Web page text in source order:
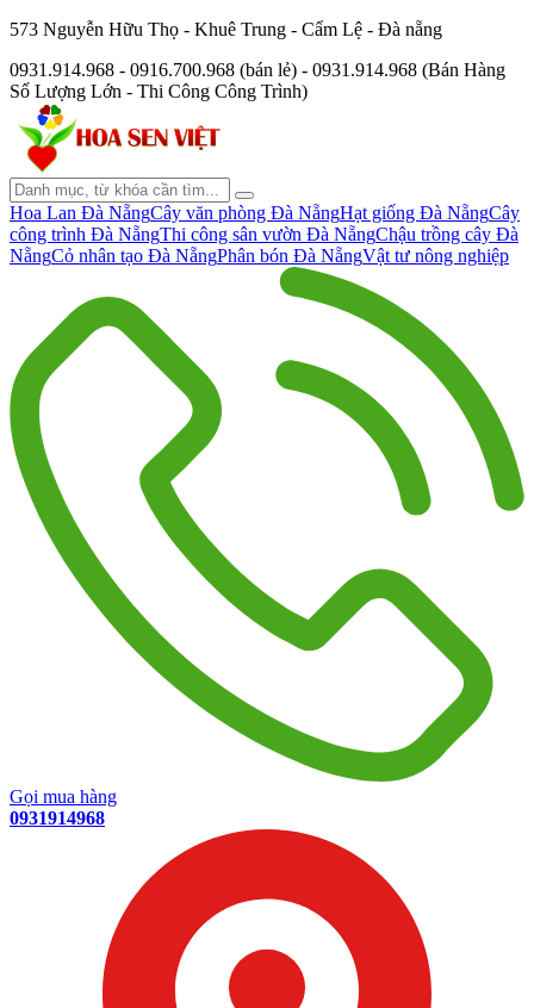
573 Nguyễn Hữu Thọ - Khuê Trung - Cẩm Lệ - Đà nẵng
0931.914.968 - 0916.700.968 (bán lẻ) - 0931.914.968 (Bán Hàng
Số Lượng Lớn - Thi Công Công Trình)
Hoa Lan Đà NẵngCây văn phòng Đà NẵngHạt giống Đà NẵngCây
công trình Đà NẵngThi công sân vườn Đà NẵngChậu trồng cây Đà
NẵngCỏ nhân tạo Đà NẵngPhân bón Đà NẵngVật tư nông nghiệp
Gọi mua hàng
0931914968